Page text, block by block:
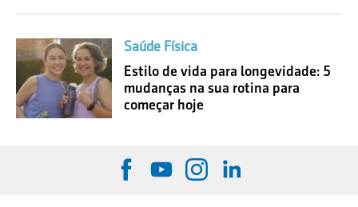
Saúde Física
Estilo de vida para longevidade: 5
mudanças na sua rotina para
começar hoje